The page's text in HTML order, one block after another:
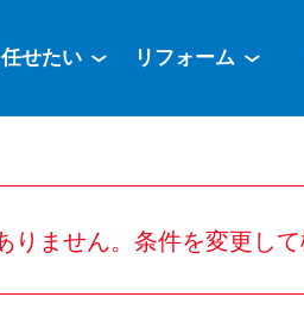
せたい リフォーム
りません。条件を変更して